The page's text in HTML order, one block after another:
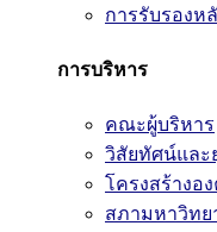
การรับรองห
การบริหาร
คณะผู้บริหาร
วิสัยทัศน์และ
โครงสร้างอ
สภามหาวิทย